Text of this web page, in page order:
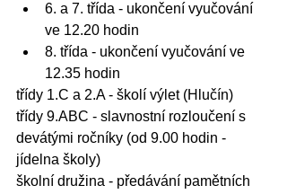
6. a 7. třída - ukončení vyučování
ve 12.20 hodin
8. třída - ukončení vyučování ve
12.35 hodin
třídy 1.C a 2.A - školí výlet (Hlučín)
třídy 9.ABC - slavnostní rozloučení s
devátými ročníky (od 9.00 hodin -
jídelna školy)
školní družina - předávání pamětních